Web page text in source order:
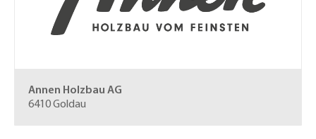
Annen Holzbau AG
6410 Goldau